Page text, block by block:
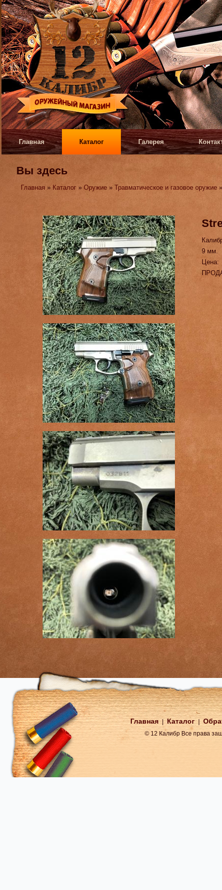
Главная Каталог Галерея
Вы здесь
Главная » Каталог »Оружие »Травматическое и газовое оружие
9 мм.
Цена:
Главная Каталог
© 12 Калибр Все права